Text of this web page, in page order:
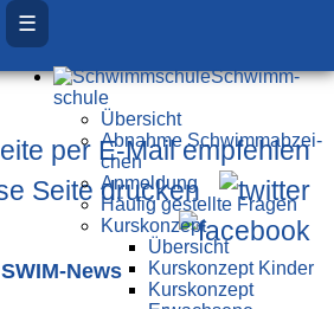
☰
Schwimm­
schule
Übersicht
Ab­nah­me Schwimm­ab­zei­
chen
Anmeldung
Häufig gestellte Fragen
Kurs­konzept
Übersicht
Kurskonzept Kinder
Kurskonzept
SWIM-News